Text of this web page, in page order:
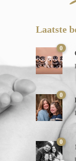
Laatste
0
0
0